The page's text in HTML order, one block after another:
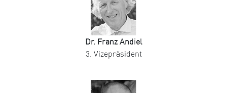
Dr. Franz Andiel
3. Vizepräsident